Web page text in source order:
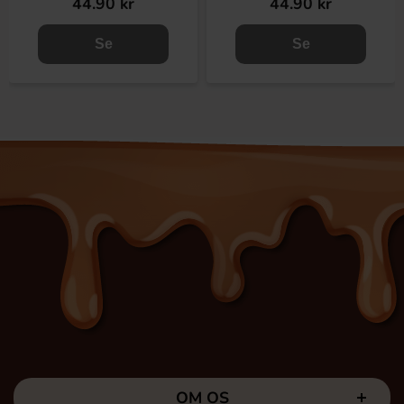
Se Se
OM OS